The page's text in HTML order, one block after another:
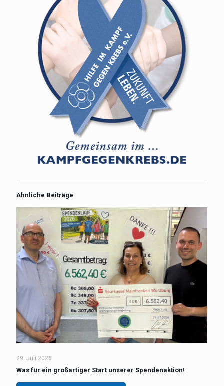
Ähnliche Beiträge
29. Juli 2026
Was für ein großartiger Start unserer Spendenaktion!